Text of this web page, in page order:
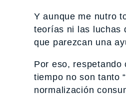
Y aunque me nutro
teorías ni las luchas
que parezcan una
Por eso,
tiempo no son tanto
normalización